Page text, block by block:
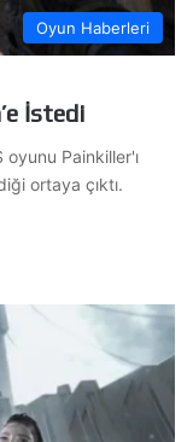
Oyun Haberleri
İstedi
oyunu Painkiller'ı
ortaya çıktı.